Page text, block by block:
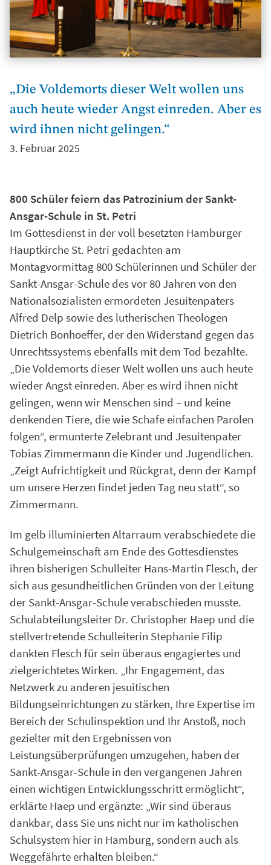
„Die Voldemorts dieser Welt wollen uns
auch heute wieder Angst einreden. Aber es
wird ihnen nicht gelingen.“
3. Februar 2025
800 Schüler feiern das Patrozinium der Sankt-
Ansgar-Schule in St. Petri
Im Gottesdienst in der voll besetzten Hamburger
Hauptkirche St. Petri gedachten am
Montagvormittag 800 Schülerinnen und Schüler der
Sankt-Ansgar-Schule des vor 80 Jahren von den
Nationalsozialisten ermordeten Jesuitenpaters
Alfred Delp sowie des lutherischen Theologen
Dietrich Bonhoeffer, der den Widerstand gegen das
Unrechtssystems ebenfalls mit dem Tod bezahlte.
„Die Voldemorts dieser Welt wollen uns auch heute
wieder Angst einreden. Aber es wird ihnen nicht
gelingen, wenn wir Menschen sind – und keine
denkenden Tiere, die wie Schafe einfachen Parolen
folgen“, ermunterte Zelebrant und Jesuitenpater
Tobias Zimmermann die Kinder und Jugendlichen.
„Zeigt Aufrichtigkeit und Rückgrat, denn der Kampf
um unsere Herzen findet jeden Tag neu statt“, so
Zimmermann.
Im gelb illuminierten Altarraum verabschiedete die
Schulgemeinschaft am Ende des Gottesdienstes
ihren bisherigen Schulleiter Hans-Martin Flesch, der
sich aus gesundheitlichen Gründen von der Leitung
der Sankt-Ansgar-Schule verabschieden musste.
Schulabteilungsleiter Dr. Christopher Haep und die
stellvertretende Schulleiterin Stephanie Filip
dankten Flesch für sein überaus engagiertes und
zielgerichtetes Wirken. „Ihr Engagement, das
Netzwerk zu anderen jesuitischen
Bildungseinrichtungen zu stärken, Ihre Expertise im
Bereich der Schulinspektion und Ihr Anstoß, noch
gezielter mit den Ergebnissen von
Leistungsüberprüfungen umzugehen, haben der
Sankt-Ansgar-Schule in den vergangenen Jahren
einen wichtigen Entwicklungsschritt ermöglicht“,
erklärte Haep und ergänzte: „Wir sind überaus
dankbar, dass Sie uns nicht nur im katholischen
Schulsystem hier in Hamburg, sondern auch als
Weggefährte erhalten bleiben.“